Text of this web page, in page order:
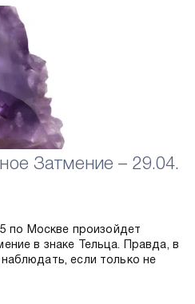
Затмение – 29.04.
по Москве произойдет
в знаке Тельца. Правда, в
если только не